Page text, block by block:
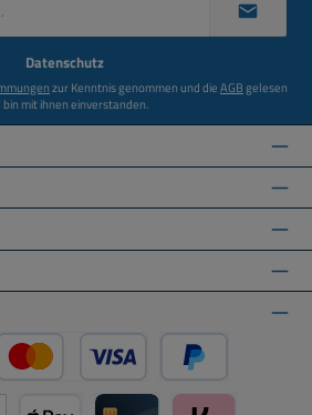
Datenschutz
zur Kenntnis genommen und dieAGBgelesen
bin mit ihnen einverstanden.
Kredit- oder Debitkarte über PayPal
Später Bezahlen